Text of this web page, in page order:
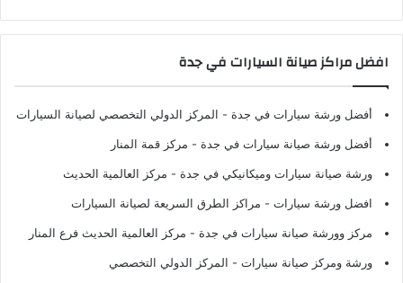
افضل مراكز صيانة السيارات في جدة
أفضل ورشة سيارات في جدة - المركز الدولي التخصصي لصيانة السيارات
أفضل ورشة صيانة سيارات في جدة - مركز قمة المنار
ورشة صيانة سيارات وميكانيكي في جدة - مركز العالمية الحديث
افضل ورشة سيارات - مراكز الطرق السريعة لصيانة السيارات
مركز وورشة صيانة سيارات في جدة - مركز العالمية الحديث فرع المنار
ورشة ومركز صيانة سيارات - المركز الدولي التخصصي